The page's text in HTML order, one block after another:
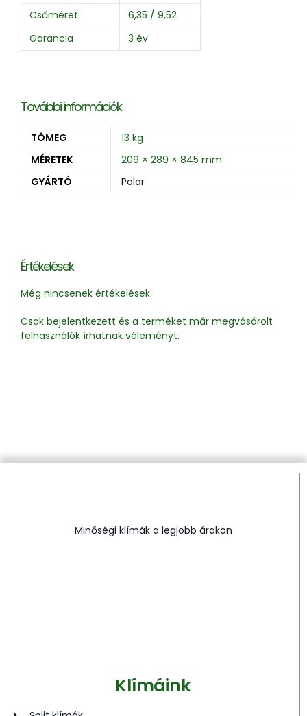
Csőméret
6,35 / 9,52
Garancia
3 év
További információk
TÖMEG
13 kg
MÉRETEK
209 × 289 × 845 mm
GYÁRTÓ
Polar
Értékelések
Még nincsenek értékelések.
Csak bejelentkezett és a terméket már megvásárolt
felhasználók írhatnak véleményt.
Minőségi klímák a legjobb árakon
Klímáink